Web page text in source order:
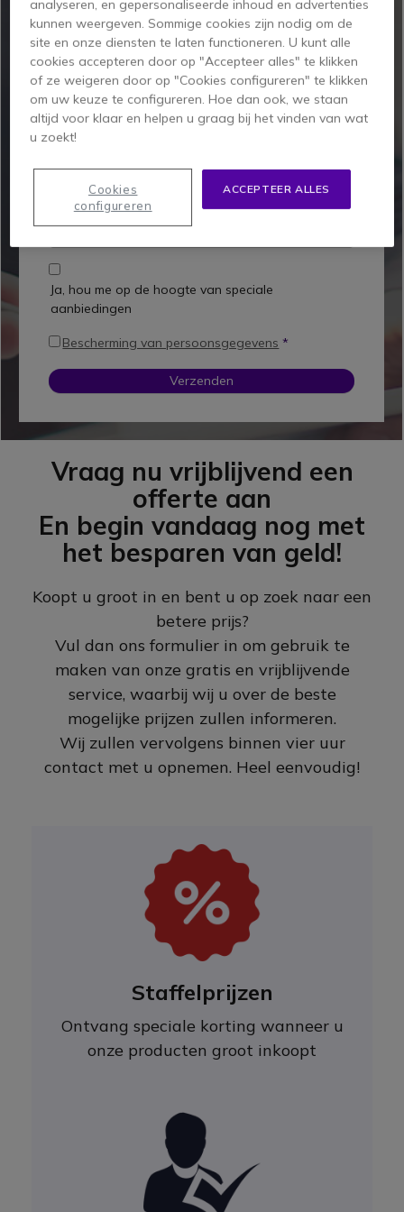
Product naam
Artikel nummer
Commentaar
Ja, hou me op de hoogte van speciale
aanbiedingen
Bescherming van persoonsgegevens
Verzenden
Vraag nu vrijblijvend een
offerte aan
En begin vandaag nog met
het besparen van geld!
Koopt u groot in en bent u op zoek naar een
betere prijs?
Vul dan ons formulier in om gebruik te
maken van onze gratis en vrijblijvende
service, waarbij wij u over de beste
mogelijke prijzen zullen informeren.
Wij zullen vervolgens binnen vier uur
contact met u opnemen. Heel eenvoudig!
Staffelprijzen
Ontvang speciale korting wanneer u
onze producten groot inkoopt
analyseren, en gepersonaliseerde inhoud en advertenties
kunnen weergeven. Sommige cookies zijn nodig om de
site en onze diensten te laten functioneren. U kunt alle
cookies accepteren door op "Accepteer alles" te klikken
of ze weigeren door op "Cookies configureren" te klikken
om uw keuze te configureren. Hoe dan ook, we staan
altijd voor klaar en helpen u graag bij het vinden van wat
u zoekt!
ACCEPTEER ALLES
Cookies
configureren